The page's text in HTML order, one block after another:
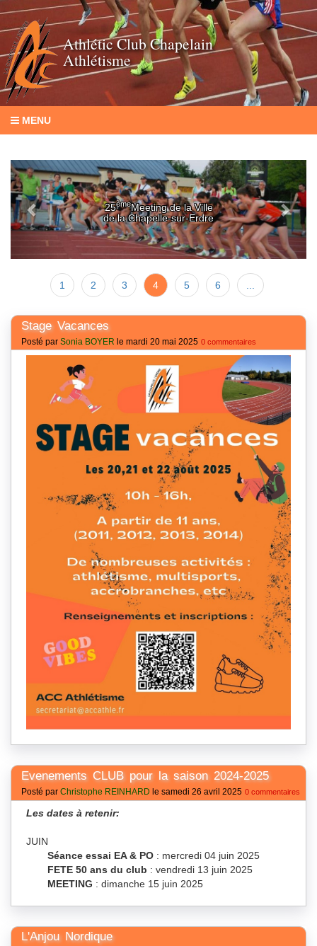
Athlétic Club Chapelain
Athlétisme
MENU
25èmeMeeting de la Ville
de la Chapelle-sur-Erdre
Previous Next
1 2 3 4 5 6
Stage Vacances
Posté par Sonia BOYER le mardi 20 mai 2025 0 commentaires
Evenements CLUB pour la saison 2024-2025
Posté par Christophe REINHARD le samedi 26 avril 2025 0 commentaires
Les dates à retenir:
JUIN
Séance essai EA & PO : mercredi 04 juin 2025
FETE 50 ans du club : vendredi 13 juin 2025
MEETING : dimanche 15 juin 2025
L'Anjou Nordique